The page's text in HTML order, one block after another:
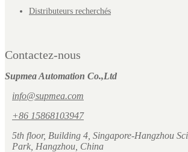
Distributeurs recherchés
Contactez-nous
Supmea Automation Co.,Ltd
info@supmea.com
+86 15868103947
5th floor, Building 4, Singapore-Hangzhou
Park, Hangzhou, China